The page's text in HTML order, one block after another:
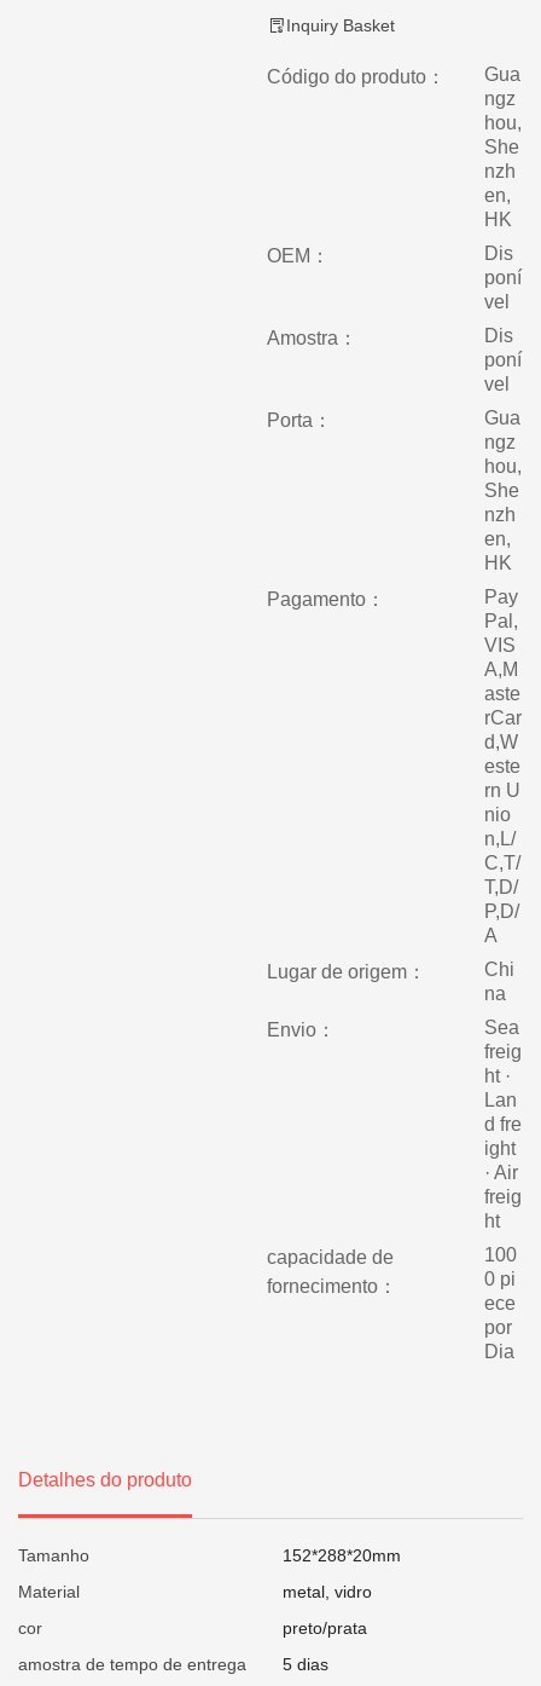
Inquiry Basket
Código do produto：
Gua
ngz
hou,
She
nzh
en,
HK
OEM：
Dis
poní
vel
Amostra：
Dis
poní
vel
Porta：
Gua
ngz
hou,
She
nzh
en,
HK
Pagamento：
Pay
Pal,
VIS
A,M
aste
rCar
d,W
este
rn U
nio
n,L/
C,T/
T,D/
P,D/
A
Lugar de origem：
Chi
na
Envio：
Sea
freig
ht ·
Lan
d fre
ight
· Air
freig
ht
capacidade de
fornecimento：
100
0 pi
ece
por
Dia
Detalhes do produto
Tamanho
152*288*20mm
Material
metal, vidro
cor
preto/prata
amostra de tempo de entrega
5 dias